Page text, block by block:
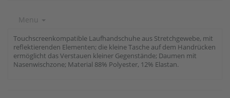
Menu
Touchscreenkompatible Laufhandschuhe aus Stretchgewebe, mit
reflektierenden Elementen; die kleine Tasche auf dem Handrücken
ermöglicht das Verstauen kleiner Gegenstände; Daumen mit
Nasenwischzone; Material 88% Polyester, 12% Elastan.